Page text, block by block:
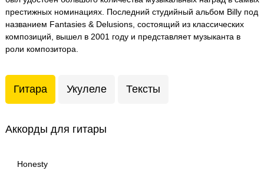
престижных номинациях. Последний студийный альбом Billy под
названием Fantasies & Delusions, состоящий из классических
композиций, вышел в 2001 году и представляет музыканта в
роли композитора.
Гитара Укулеле Тексты
Аккорды для гитары
Honesty